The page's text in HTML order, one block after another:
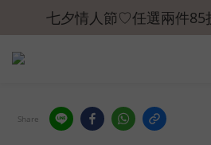
七夕情人節♡任選兩件85
Share